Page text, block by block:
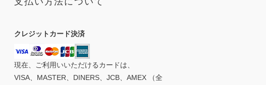
クレジットカード決済
現在、ご利用いいただけるカードは、
VISA、MASTER、DINERS、JCB、AMEX （全